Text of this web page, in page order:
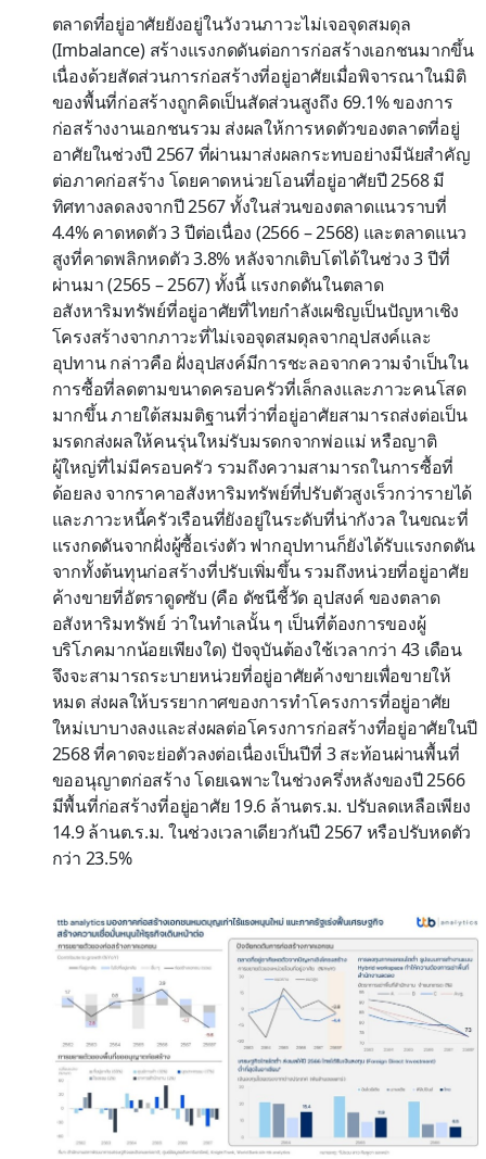
ตลาดที่อยู่อาศัยยังอยู่ในวังวนภาวะไม่เจอจุดสมดุล
(Imbalance) สร้างแรงกดดันต่อการก่อสร้างเอกชนมากขึ้น
เนื่องด้วยสัดส่วนการก่อสร้างที่อยู่อาศัยเมื่อพิจารณาในมิติ
ของพื้นที่ก่อสร้างถูกคิดเป็นสัดส่วนสูงถึง 69.1% ของการ
ก่อสร้างงานเอกชนรวม ส่งผลให้การหดตัวของตลาดที่อยู่
อาศัยในช่วงปี 2567 ที่ผ่านมาส่งผลกระทบอย่างมีนัยสำคัญ
ต่อภาคก่อสร้าง โดยคาดหน่วยโอนที่อยู่อาศัยปี 2568 มี
ทิศทางลดลงจากปี 2567 ทั้งในส่วนของตลาดแนวราบที่
4.4% คาดหดตัว 3 ปีต่อเนื่อง (2566 – 2568) และตลาดแนว
สูงที่คาดพลิกหดตัว 3.8% หลังจากเติบโตได้ในช่วง 3 ปีที่
ผ่านมา (2565 – 2567) ทั้งนี้ แรงกดดันในตลาด
อสังหาริมทรัพย์ที่อยู่อาศัยที่ไทยกำลังเผชิญเป็นปัญหาเชิง
โครงสร้างจากภาวะที่ไม่เจอจุดสมดุลจากอุปสงค์และ
อุปทาน กล่าวคือ ฝั่งอุปสงค์มีการชะลอจากความจำเป็นใน
การซื้อที่ลดตามขนาดครอบครัวที่เล็กลงและภาวะคนโสด
มากขึ้น ภายใต้สมมติฐานที่ว่าที่อยู่อาศัยสามารถส่งต่อเป็น
มรดกส่งผลให้คนรุ่นใหม่รับมรดกจากพ่อแม่ หรือญาติ
ผู้ใหญ่ที่ไม่มีครอบครัว รวมถึงความสามารถในการซื้อที่
ด้อยลง จากราคาอสังหาริมทรัพย์ที่ปรับตัวสูงเร็วกว่ารายได้
และภาวะหนี้ครัวเรือนที่ยังอยู่ในระดับที่น่ากังวล ในขณะที่
แรงกดดันจากฝั่งผู้ซื้อเร่งตัว ฟากอุปทานก็ยังได้รับแรงกดดัน
จากทั้งต้นทุนก่อสร้างที่ปรับเพิ่มขึ้น รวมถึงหน่วยที่อยู่อาศัย
ค้างขายที่อัตราดูดซับ (คือ ดัชนีชี้วัด อุปสงค์ ของตลาด
อสังหาริมทรัพย์ ว่าในทำเลนั้น ๆ เป็นที่ต้องการของผู้
บริโภคมากน้อยเพียงใด) ปัจจุบันต้องใช้เวลากว่า 43 เดือน
จึงจะสามารถระบายหน่วยที่อยู่อาศัยค้างขายเพื่อขายให้
หมด ส่งผลให้บรรยากาศของการทำโครงการที่อยู่อาศัย
ใหม่เบาบางลงและส่งผลต่อโครงการก่อสร้างที่อยู่อาศัยในปี
2568 ที่คาดจะย่อตัวลงต่อเนื่องเป็นปีที่ 3 สะท้อนผ่านพื้นที่
ขออนุญาตก่อสร้าง โดยเฉพาะในช่วงครึ่งหลังของปี 2566
มีพื้นที่ก่อสร้างที่อยู่อาศัย 19.6 ล้านตร.ม. ปรับลดเหลือเพียง
14.9 ล้านต.ร.ม. ในช่วงเวลาเดียวกันปี 2567 หรือปรับหดตัว
กว่า 23.5%